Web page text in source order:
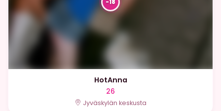
HotAnna
26
Jyväskylän keskusta